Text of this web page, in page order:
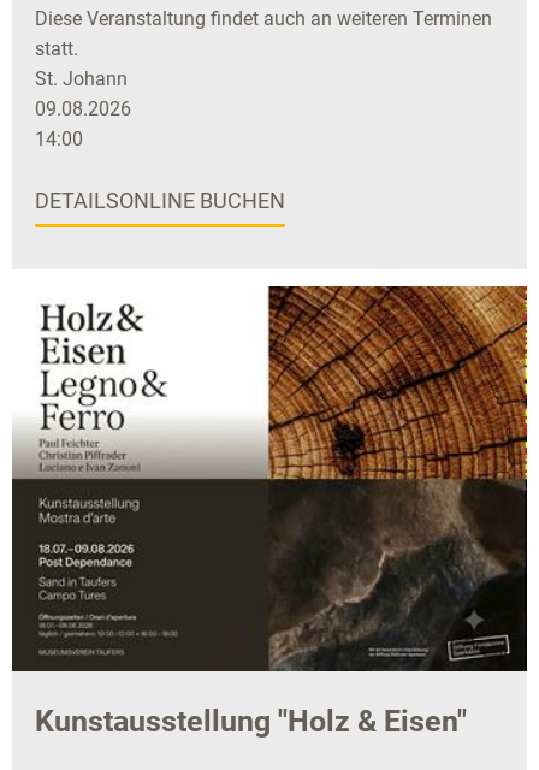
Diese Veranstaltung findet auch an weiteren Terminen
statt.
St. Johann
09.08.2026
14:00
DETAILSONLINE BUCHEN
Kunstausstellung "Holz & Eisen"